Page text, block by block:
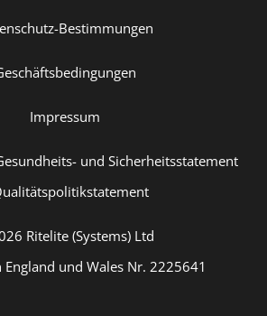
Bestimmungen
Impressum
und Sicherheitsstatement
Ritelite (Systems) Ltd
England und Wales Nr. 2225641